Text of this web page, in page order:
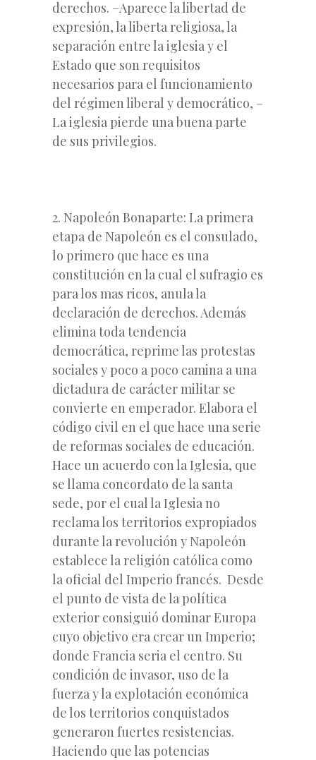
derechos. –Aparece la libertad de
expresión, la liberta religiosa, la
separación entre la iglesia y el
Estado que son requisitos
necesarios para el funcionamiento
del régimen liberal y democrático, –
La iglesia pierde una buena parte
de sus privilegios.
2. Napoleón Bonaparte: La primera
etapa de Napoleón es el consulado,
lo primero que hace es una
constitución en la cual el sufragio es
para los mas ricos, anula la
declaración de derechos. Además
elimina toda tendencia
democrática, reprime las protestas
sociales y poco a poco camina a una
dictadura de carácter militar se
convierte en emperador. Elabora el
código civil en el que hace una serie
de reformas sociales de educación.
Hace un acuerdo con la Iglesia, que
se llama concordato de la santa
sede, por el cual la Iglesia no
reclama los territorios expropiados
durante la revolución y Napoleón
establece la religión católica como
la oficial del Imperio francés. Desde
el punto de vista de la política
exterior consiguió dominar Europa
cuyo objetivo era crear un Imperio;
donde Francia seria el centro. Su
condición de invasor, uso de la
fuerza y la explotación económica
de los territorios conquistados
generaron fuertes resistencias.
Haciendo que las potencias